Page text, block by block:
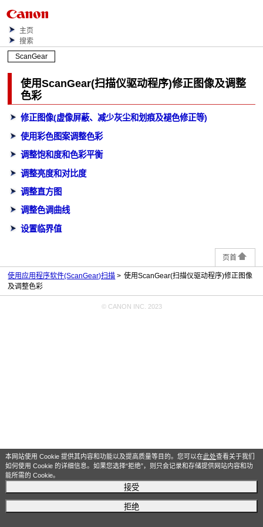
本网站使用 Cookie 提供其内容和功能以及提高质量等目的。您可以在此处查看关于我们
如何使用 Cookie 的详细信息。如果您选择“拒绝”，则只会记录和存储提供网站内容和功
能所需的 Cookie。
接受
拒绝
主页
搜索
ScanGear
使用ScanGear(扫描仪驱动程序)修正图像及调整
色彩
修正图像(虚像屏蔽、减少灰尘和划痕及褪色修正等)
使用彩色图案调整色彩
调整饱和度和色彩平衡
调整亮度和对比度
调整直方图
调整色调曲线
设置临界值
页首
使用应用程序软件(ScanGear)扫描
使用ScanGear(扫描仪驱动程序)修正图像
及调整色彩
© CANON INC. 2023